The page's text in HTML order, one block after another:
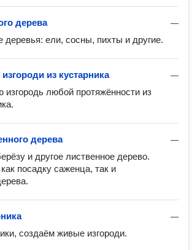
—
дерева
ели, сосны, пихты и другие.
—
из кустарника
любой протяжённости из
—
дерева
и другое лиственное дерево.
посадку саженца, так и
—
создаём живые изгороди.